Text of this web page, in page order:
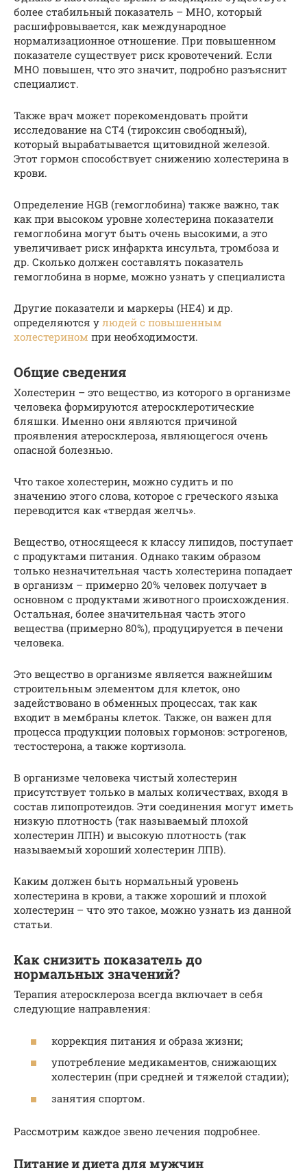
более стабильный показатель – МНО, который
расшифровывается, как международное
нормализационное отношение. При повышенном
показателе существует риск кровотечений. Если
МНО повышен, что это значит, подробно разъяснит
специалист.
Также врач может порекомендовать пройти
исследование на СТ4 (тироксин свободный),
который вырабатывается щитовидной железой.
Этот гормон способствует снижению холестерина в
крови.
Определение HGB (гемоглобина) также важно, так
как при высоком уровне холестерина показатели
гемоглобина могут быть очень высокими, а это
увеличивает риск инфаркта инсульта, тромбоза и
др. Сколько должен составлять показатель
гемоглобина в норме, можно узнать у специалиста
Другие показатели и маркеры (HE4) и др.
определяются у людей с повышенным
холестерином при необходимости.
Общие сведения
Холестерин – это вещество, из которого в организме
человека формируются атеросклеротические
бляшки. Именно они являются причиной
проявления атеросклероза, являющегося очень
опасной болезнью.
Что такое холестерин, можно судить и по
значению этого слова, которое с греческого языка
переводится как «твердая желчь».
Вещество, относящееся к классу липидов, поступает
с продуктами питания. Однако таким образом
только незначительная часть холестерина попадает
в организм – примерно 20% человек получает в
основном с продуктами животного происхождения.
Остальная, более значительная часть этого
вещества (примерно 80%), продуцируется в печени
человека.
Это вещество в организме является важнейшим
строительным элементом для клеток, оно
задействовано в обменных процессах, так как
входит в мембраны клеток. Также, он важен для
процесса продукции половых гормонов: эстрогенов,
тестостерона, а также кортизола.
В организме человека чистый холестерин
присутствует только в малых количествах, входя в
состав липопротеидов. Эти соединения могут иметь
низкую плотность (так называемый плохой
холестерин ЛПН) и высокую плотность (так
называемый хороший холестерин ЛПВ).
Каким должен быть нормальный уровень
холестерина в крови, а также хороший и плохой
холестерин – что это такое, можно узнать из данной
статьи.
Как снизить показатель до
нормальных значений?
Терапия атеросклероза всегда включает в себя
следующие направления:
коррекция питания и образа жизни;
употребление медикаментов, снижающих
холестерин (при средней и тяжелой стадии);
занятия спортом.
Рассмотрим каждое звено лечения подробнее.
Питание и диета для мужчин